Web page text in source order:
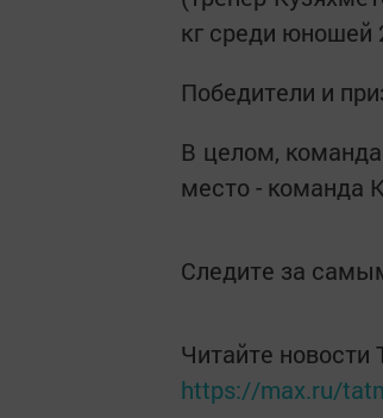
кг среди юношей
Победители и
В целом,
место - команда
Следите за
Читайте новости
https://max.ru/